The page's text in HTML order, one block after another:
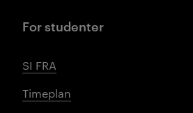
For studenter
SI FRA
Timeplan